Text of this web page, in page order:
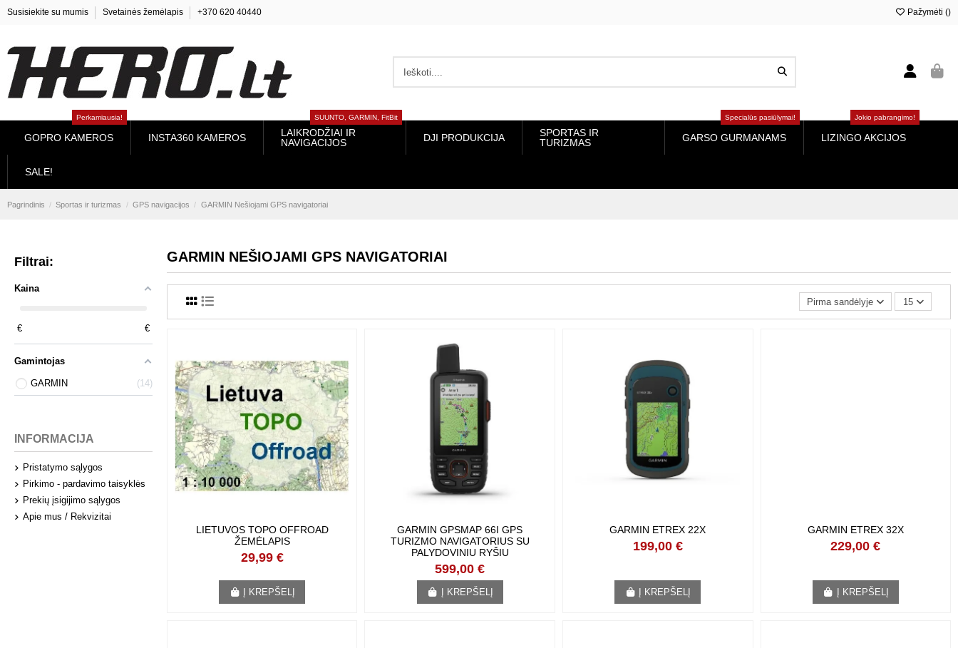
Susisiekite su mumis Svetainės žemėlapis +370 620 40440 Pažymėti ( 0)
GOPRO KAMEROS
Perkamiausia!
INSTA360 KAMEROS
LAIKRODŽIAI IR
NAVIGACIJOS
SUUNTO, GARMIN, FitBit
DJI PRODUKCIJA SPORTAS IR TURIZMAS GARSO GURMANAMS
Specialūs pasiūlymai!
LIZINGO AKCIJOS
Jokio pabrangimo!
SALE!
Pagrindinis Sportas ir turizmas GPS navigacijos GARMIN Nešiojami GPS navigatoriai
GARMIN NEŠIOJAMI GPS NAVIGATORIAI
Pirma sandėlyje 15
LIETUVOS TOPO OFFROAD
ŽEMĖLAPIS
29,99 €
Į KREPŠELĮ
GARMIN GPSMAP 66I GPS TURIZMO
NAVIGATORIUS SU PALYDOVINIU
RYŠIU
599,00 €
Į KREPŠELĮ
GARMIN ETREX 22X
199,00 €
Į KREPŠELĮ
GARMIN ETREX 32X
229,00 €
Į KREPŠELĮ
Filtrai:
Kaina
29 €
Gamintojas
GARMIN 14
INFORMACIJA
Pristatymo sąlygos
Pirkimo - pardavimo taisyklės
Prekių įsigijimo sąlygos
Apie mus / Rekvizitai